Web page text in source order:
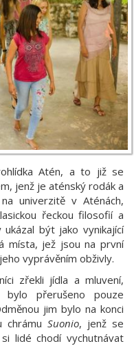
Atén, a to již se
jenž je aténský rodák a
univerzitě v Aténách,
řeckou filosofií a
být jako vynikající
místa, jež jsou na první
vyprávěním obživly.
zřekli jídla a mluvení,
přerušeno pouze
jim bylo na konci
chrámu Suonio, jenž se
lidé chodí vychutnávat